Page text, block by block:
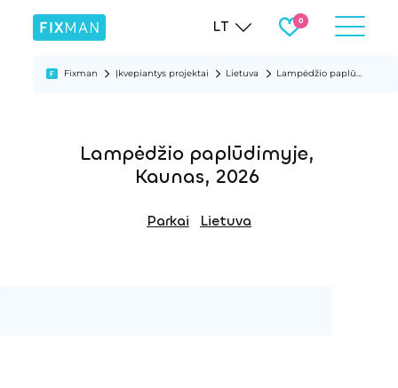
LT
Fixman Įkvepiantys projektai Lietuva Lampėdžio paplūdimyje, Kaunas, 2026
Lampėdžio paplūdimyje,
Kaunas, 2026
Parkai Lietuva